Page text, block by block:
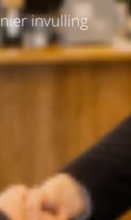
nierinvulling